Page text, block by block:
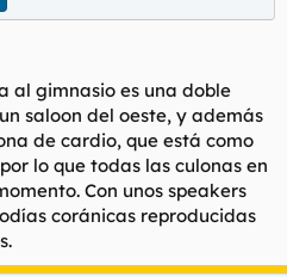
al gimnasio es una doble
saloon del oeste, y además
de cardio, que está como
lo que todas las culonas en
Con unos speakers
coránicas reproducidas